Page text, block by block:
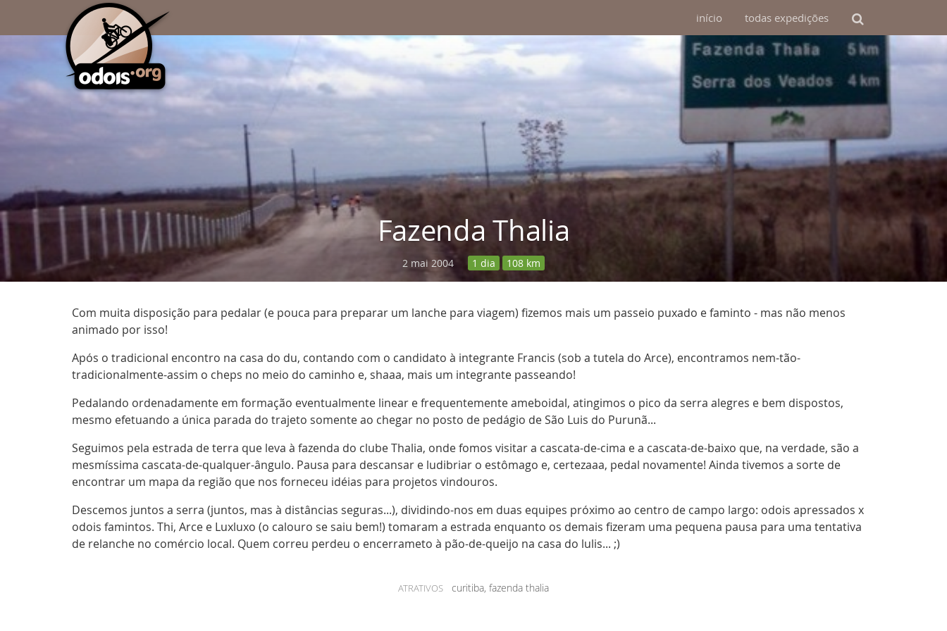
início todas expedições
Fazenda Thalia
2 mai 2004 1 dia 108 km
Com muita disposição para pedalar (e pouca para preparar um lanche para viagem) fizemos mais um passeio puxado e faminto - mas não menos
animado por isso!
Após o tradicional encontro na casa do du, contando com o candidato à integrante Francis (sob a tutela do Arce), encontramos nem-tão-
tradicionalmente-assim o cheps no meio do caminho e, shaaa, mais um integrante passeando!
Pedalando ordenadamente em formação eventualmente linear e frequentemente ameboidal, atingimos o pico da serra alegres e bem dispostos,
mesmo efetuando a única parada do trajeto somente ao chegar no posto de pedágio de São Luis do Purunã...
Seguimos pela estrada de terra que leva à fazenda do clube Thalia, onde fomos visitar a cascata-de-cima e a cascata-de-baixo que, na verdade, são a
mesmíssima cascata-de-qualquer-ângulo. Pausa para descansar e ludibriar o estômago e, certezaaa, pedal novamente! Ainda tivemos a sorte de
encontrar um mapa da região que nos forneceu idéias para projetos vindouros.
Descemos juntos a serra (juntos, mas à distâncias seguras...), dividindo-nos em duas equipes próximo ao centro de campo largo: odois apressados x
odois famintos. Thi, Arce e Luxluxo (o calouro se saiu bem!) tomaram a estrada enquanto os demais fizeram uma pequena pausa para uma tentativa
de relanche no comércio local. Quem correu perdeu o encerrameto à pão-de-queijo na casa do lulis... ;)
ATRATIVOS curitiba, fazenda thalia